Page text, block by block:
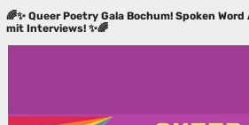
🌈✨ Queer Poetry Gala Bochum! Spoken
mit Interviews! ✨🌈